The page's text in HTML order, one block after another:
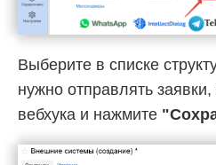
Выберите в списке
нужно отправлять
вебхука и нажмите